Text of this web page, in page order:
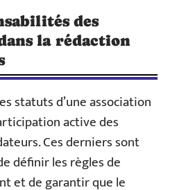
des
la rédaction
statuts d’une association
active des
Ces derniers sont
définir les règles de
et de garantir que le